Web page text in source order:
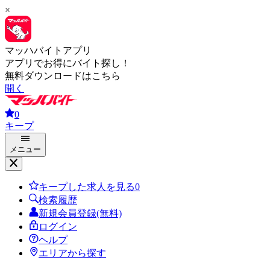
×
マッハバイトアプリ
アプリでお得にバイト探し！
無料ダウンロードはこちら
開く
0
キープ
メニュー
キープした求人を見る0
検索履歴
新規会員登録(無料)
ログイン
ヘルプ
エリアから探す